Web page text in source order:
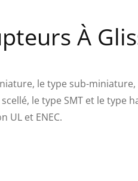
À
le type sub-miniature,
le type SMT et le type
UL et ENEC.